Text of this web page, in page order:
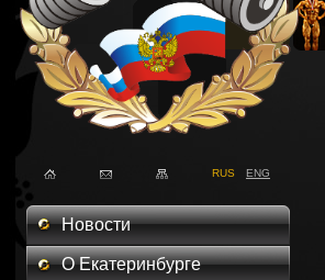
RUS ENG
Новости
О Екатеринбурге